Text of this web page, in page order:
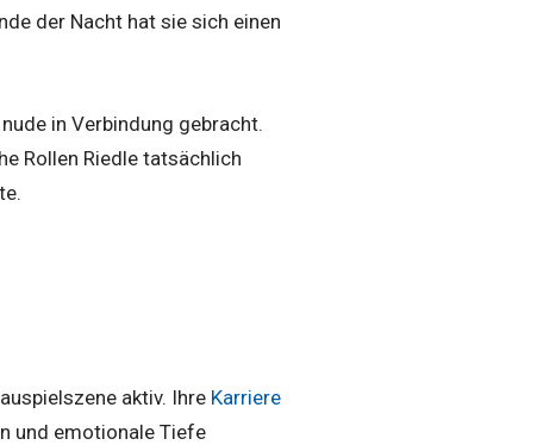
der Nacht hat sie sich einen
in Verbindung gebracht.
Rollen Riedle tatsächlich
aktiv. Ihre Karriere
und emotionale Tiefe